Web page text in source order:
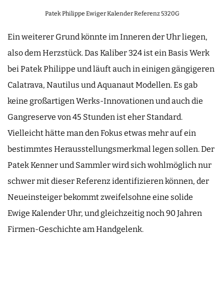
Patek Philippe Ewiger Kalender Referenz 5320G
Ein weiterer Grund könnte im Inneren der Uhr liegen,
also dem Herzstück. Das Kaliber 324 ist ein Basis Werk
bei Patek Philippe und läuft auch in einigen gängigeren
Calatrava, Nautilus und Aquanaut Modellen. Es gab
keine großartigen Werks-Innovationen und auch die
Gangreserve von 45 Stunden ist eher Standard.
Vielleicht hätte man den Fokus etwas mehr auf ein
bestimmtes Herausstellungsmerkmal legen sollen. Der
Patek Kenner und Sammler wird sich wohlmöglich nur
schwer mit dieser Referenz identifizieren können, der
Neueinsteiger bekommt zweifelsohne eine solide
Ewige Kalender Uhr, und gleichzeitig noch 90 Jahren
Firmen-Geschichte am Handgelenk.